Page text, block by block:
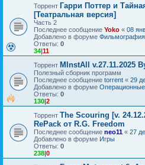
Торрент Гарри Поттер и
[Театральная версия]
Часть 2
Последнее сообщение Yoko « 08
Добавлено в форуме Фильмография
Ответы: 0
34|11
Торрент MInstAll v.27.11.2025
Полезный сборник программ
Последнее сообщение torrent « 29
Добавлено в форуме
Ответы: 0
130|2
Торрент The Scouring [v.
RePack от R.G. Freedom
Последнее сообщение neo11 « 27
Добавлено в форуме Игры
Ответы: 0
238|0